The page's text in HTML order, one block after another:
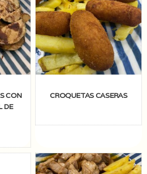
CON
DE
CROQUETAS CASERAS